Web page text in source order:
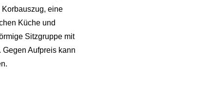
eine
Küche und
Sitzgruppe mit
Aufpreis kann